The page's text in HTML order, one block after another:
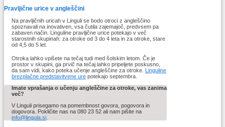
Pravljične urice v angleščini
Na pravljičnih uricah v Linguli se bodo otroci z angleščino
spoznavali na inovativen, vsa čutila zajemajoč, predvsem pa
zabaven način. Linguline pravljične urice potekajo v več
starostnih skupinah: za otroke od 3 do 4 leta in za otroke, stare
od 4,5 do 5 let.
Otroka lahko vpišete na tečaj tudi med šolskim letom. Če je
prostor v skupini, ga prvič na tečaj lahko pripeljete poskusno,
da sam vidi, kako poteka učenje angleščine za otroke. Linguline
brezplačne predstavitvene ure potekajo septembra.
Imate vprašanja o učenju angleščine za otroke, vas zanima
več?
V Linguli prisegamo na pomembnost govora, pogovora in
dogovora. Pokličite nas na 080 23 52 ali nam pišite na
info@lingula.si